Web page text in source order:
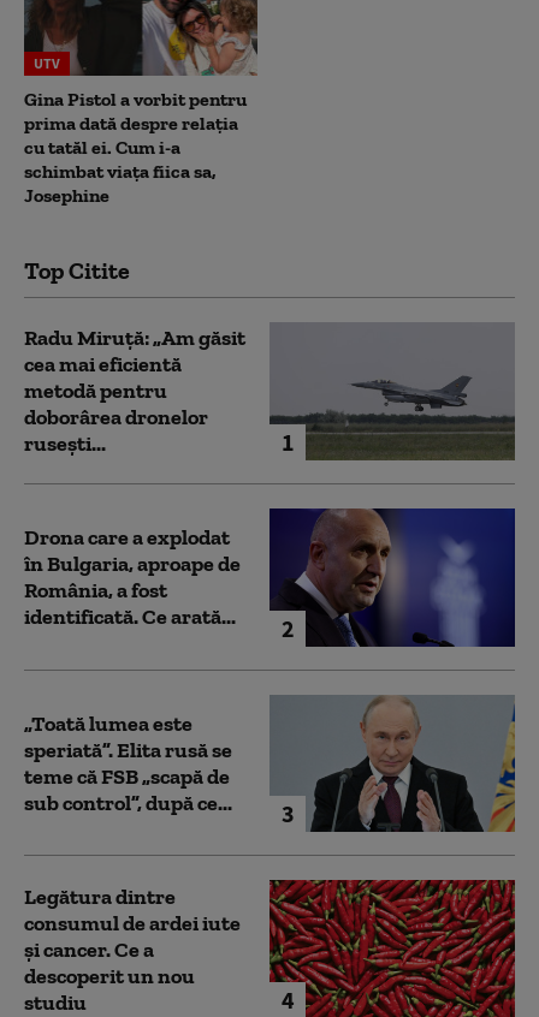
UTV
Gina Pistol a vorbit pentru
prima dată despre relația
cu tatăl ei. Cum i-a
schimbat viața fiica sa,
Josephine
Top Citite
1
Radu Miruță: „Am găsit
cea mai eficientă
metodă pentru
doborârea dronelor
rusești...
2
Drona care a explodat
în Bulgaria, aproape de
România, a fost
identificată. Ce arată...
3
„Toată lumea este
speriată”. Elita rusă se
teme că FSB „scapă de
sub control”, după ce...
4
Legătura dintre
consumul de ardei iute
și cancer. Ce a
descoperit un nou
studiu